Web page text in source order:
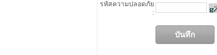
รหัสความปลอดภัย
: